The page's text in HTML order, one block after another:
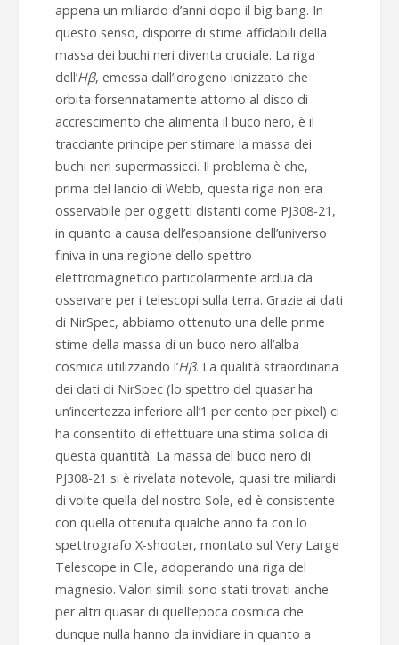
appena un miliardo d’anni dopo il big bang. In
questo senso, disporre di stime affidabili della
massa dei buchi neri diventa cruciale. La riga
dell’Hβ, emessa dall’idrogeno ionizzato che
orbita forsennatamente attorno al disco di
accrescimento che alimenta il buco nero, è il
tracciante principe per stimare la massa dei
buchi neri supermassicci. Il problema è che,
prima del lancio di Webb, questa riga non era
osservabile per oggetti distanti come PJ308-21,
in quanto a causa dell’espansione dell’universo
finiva in una regione dello spettro
elettromagnetico particolarmente ardua da
osservare per i telescopi sulla terra. Grazie ai dati
di NirSpec, abbiamo ottenuto una delle prime
stime della massa di un buco nero all’alba
cosmica utilizzando l’Hβ. La qualità straordinaria
dei dati di NirSpec (lo spettro del quasar ha
un’incertezza inferiore all’1 per cento per pixel) ci
ha consentito di effettuare una stima solida di
questa quantità. La massa del buco nero di
PJ308-21 si è rivelata notevole, quasi tre miliardi
di volte quella del nostro Sole, ed è consistente
con quella ottenuta qualche anno fa con lo
spettrografo X-shooter, montato sul Very Large
Telescope in Cile, adoperando una riga del
magnesio. Valori simili sono stati trovati anche
per altri quasar di quell’epoca cosmica che
dunque nulla hanno da invidiare in quanto a